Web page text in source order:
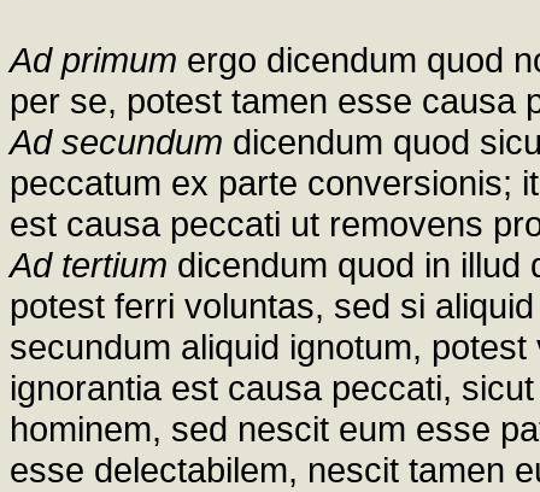
Ad primum ergo dicendum quod
per se, potest tamen esse causa
Ad secundum dicendum quod
peccatum ex parte conversionis;
est causa peccati ut removens
Ad tertium dicendum quod in illud
potest ferri voluntas, sed si
secundum aliquid ignotum,
ignorantia est causa peccati,
hominem, sed nescit eum esse
esse delectabilem, nescit tamen